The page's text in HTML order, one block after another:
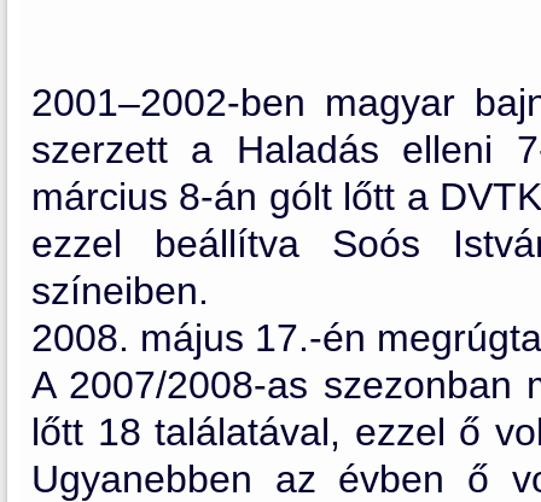
2001–2002-ben magyar
szerzett a Haladás elleni
március 8-án gólt lőtt a
ezzel beállítva Soós
színeiben.
2008. május 17.-én
A 2007/2008-as szezonban
lőtt 18 találatával, ezzel ő
Ugyanebben az évben ő